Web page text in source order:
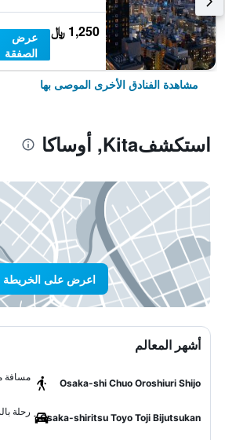
1,250 ﷼
عرض
الصفقة
مشاهدة الفنادق الأخرى الموصى بها
استكشفKita, أوساكا
اعرض على الخريطة
أشهر المعالم
Osaka-shi Chuo Oroshiuri Shijo
مسافة مشي
Osaka-shiritsu Toyo Toji Bijutsukan
رحلة